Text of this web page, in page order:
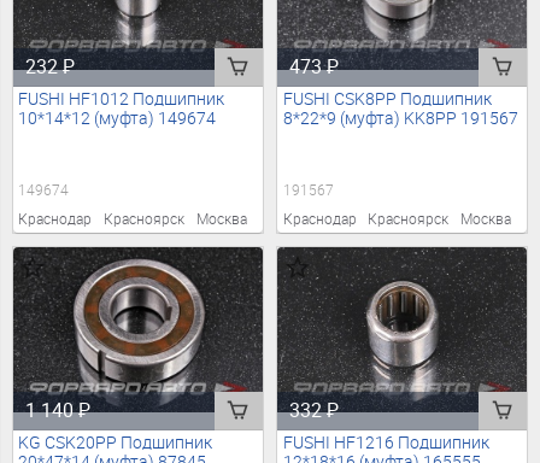
232₽
FUSHI HF1012 Подшипник
10*14*12 (муфта) 149674
149674
Краснодар
Красноярск Москва
473₽
FUSHI CSK8PP Подшипник
8*22*9 (муфта) KK8PP 191567
191567
Краснодар
Красноярск Москва
1 140₽
KG CSK20PP Подшипник
332₽
FUSHI HF1216 Подшипник